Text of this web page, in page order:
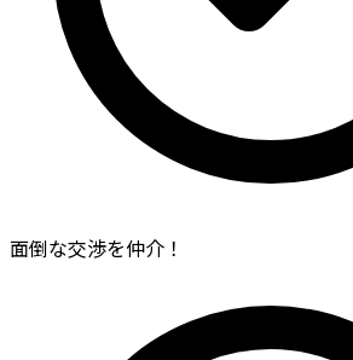
面倒な交渉を仲介！